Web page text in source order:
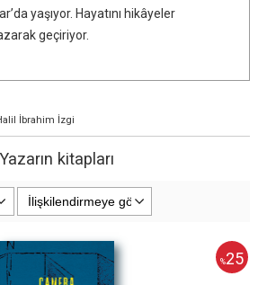
yaşıyor. Hayatını hikâyeler
geçiriyor.
İbrahim İzgi
kitapları
%25